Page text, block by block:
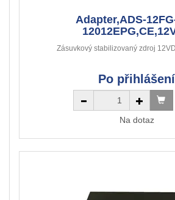
Adapter,ADS-
Zásuvkový stabilizovaný zdroj
Po přihlášení
Na dotaz